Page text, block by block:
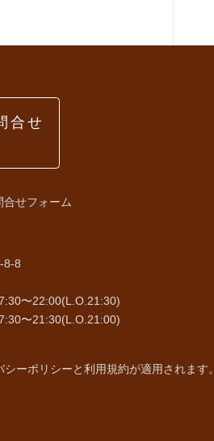
合せ
合せフォーム
8-8
〜22:00(L.O.21:30)
〜21:30(L.O.21:00)
シーポリシーと利用規約が適用されます。